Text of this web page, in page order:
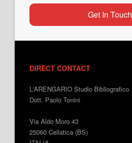
Get In Touch
DIRECT CONTACT
L'ARENGARIO Studio Bibliografico
Dott. Paolo Tonini
Via Aldo Moro 43
25060 Cellatica (BS)